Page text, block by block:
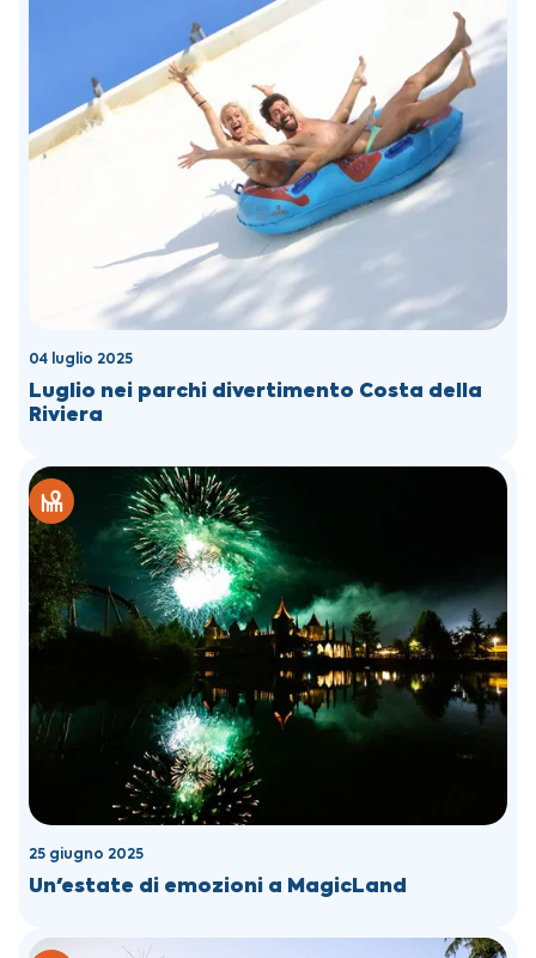
04 luglio 2025
Luglio nei parchi divertimento Costa della
Riviera
25 giugno 2025
Un'estate di emozioni a MagicLand